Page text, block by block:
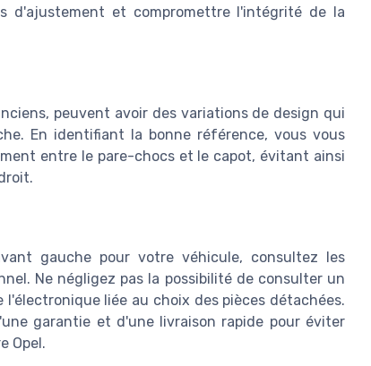
d'ajustement et compromettre l'intégrité de la
peuvent avoir des variations de design qui
En identifiant la bonne référence, vous vous
entre le pare-chocs et le capot, évitant ainsi
gauche pour votre véhicule, consultez les
Ne négligez pas la possibilité de consulter un
liée au choix des pièces détachées.
garantie et d'une livraison rapide pour éviter
Opel.